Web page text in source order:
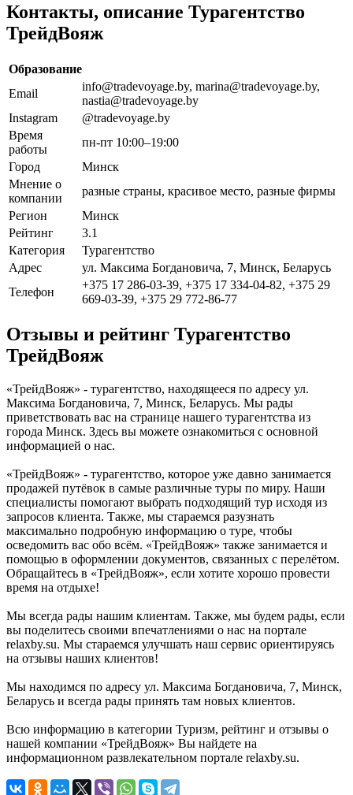
Контакты, описание Турагентство
ТрейдВояж
Образование
Email
info@tradevoyage.by, marina@tradevoyage.by,
nastia@tradevoyage.by
Instagram
@tradevoyage.by
Время
работы
пн-пт 10:00–19:00
Город
Минск
Мнение о
компании
разные страны, красивое место, разные фирмы
Регион
Минск
Рейтинг
3.1
Категория
Турагентство
Адрес
ул. Максима Богдановича, 7, Минск, Беларусь
Телефон
+375 17 286-03-39, +375 17 334-04-82, +375 29
669-03-39, +375 29 772-86-77
Отзывы и рейтинг Турагентство
ТрейдВояж
«ТрейдВояж» - турагентство, находящееся по адресу ул.
Максима Богдановича, 7, Минск, Беларусь. Мы рады
приветствовать вас на странице нашего турагентства из
города Минск. Здесь вы можете ознакомиться с основной
информацией о нас.
«ТрейдВояж» - турагентство, которое уже давно занимается
продажей путёвок в самые различные туры по миру. Наши
специалисты помогают выбрать подходящий тур исходя из
запросов клиента. Также, мы стараемся разузнать
максимально подробную информацию о туре, чтобы
осведомить вас обо всём. «ТрейдВояж» также занимается и
помощью в оформлении документов, связанных с перелётом.
Обращайтесь в «ТрейдВояж», если хотите хорошо провести
время на отдыхе!
Мы всегда рады нашим клиентам. Также, мы будем рады, если
вы поделитесь своими впечатлениями о нас на портале
relaxby.su. Мы стараемся улучшать наш сервис ориентируясь
на отзывы наших клиентов!
Мы находимся по адресу ул. Максима Богдановича, 7, Минск,
Беларусь и всегда рады принять там новых клиентов.
Всю информацию в категории Туризм, рейтинг и отзывы о
нашей компании «ТрейдВояж» Вы найдете на
информационном развлекательном портале relaxby.su.